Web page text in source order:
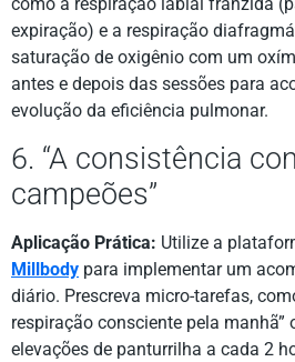
expiração) e a respiração
saturação de oxigênio com um
antes e depois das sessões para
evolução da eficiência pulmonar.
6. “A consistência
campeões”
Aplicação Prática: Utilize a
Millbody para implementar um
diário. Prescreva micro-tarefas,
respiração consciente pela manhã”
elevações de panturrilha a cada 2